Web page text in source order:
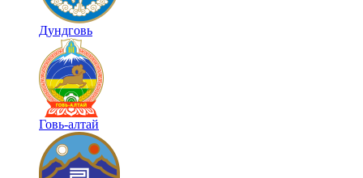
Дундговь
Говь-алтай